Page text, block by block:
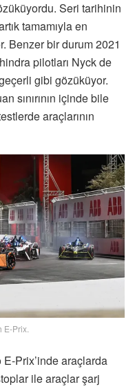
Seri tarihinin
tamamıyla en
Benzer bir durum 2021
pilotları Nyck de
gibi gözüküyor.
sınırının içinde bile
araçlarının
E-Prix.
Prix’inde araçlarda
ile araçlar şarj